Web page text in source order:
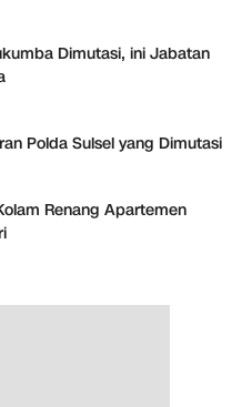
Dimutasi, ini Jabatan
Polda Sulsel yang Dimutasi
Renang Apartemen